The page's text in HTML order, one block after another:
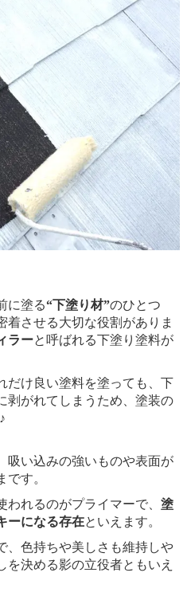
に塗る“下塗り材”のひとつ
着させる大切な役割がありま
ラーと呼ばれる下塗り塗料が
だけ良い塗料を塗っても、下
剥がれてしまうため、塗装の
吸い込みの強いものや表面が
です。
われるのがプライマーで、塗
ーになる存在といえます。
、色持ちや美しさも維持しや
を決める影の立役者ともいえ